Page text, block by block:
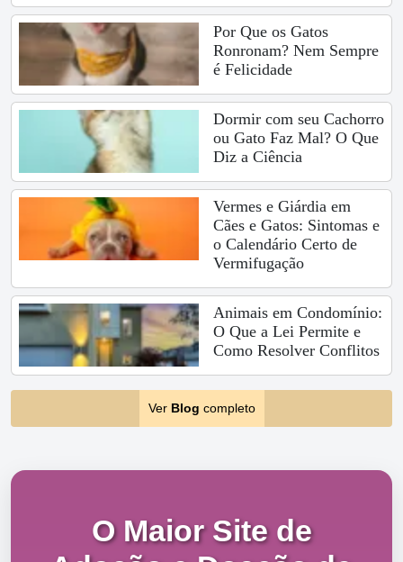
Por Que os Gatos
Ronronam? Nem Sempre
é Felicidade
Dormir com seu Cachorro
ou Gato Faz Mal? O Que
Diz a Ciência
Vermes e Giárdia em
Cães e Gatos: Sintomas e
o Calendário Certo de
Vermifugação
Animais em Condomínio:
O Que a Lei Permite e
Como Resolver Conflitos
Ver Blog completo
O Maior Site de